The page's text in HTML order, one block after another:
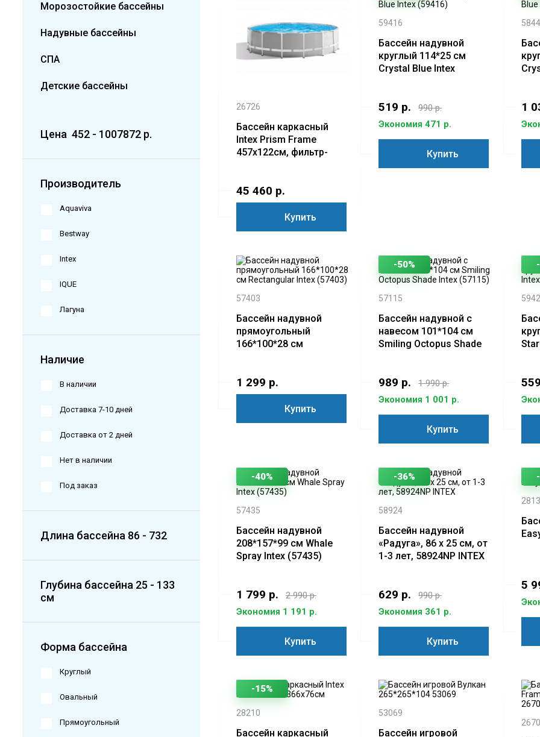
Морозостойкие бассейны
Надувные бассейны
СПА
Детские бассейны
Цена 452 - 1007872 р.
Производитель
Aquaviva
Bestway
Intex
IQUE
Лагуна
Наличие
В наличии
Доставка 7-10 дней
Доставка от 2 дней
Нет в наличии
Под заказ
Длина бассейна 86 - 732
Глубина бассейна 25 - 133
см
Форма бассейна
Круглый
Овальный
Прямоугольный
26726
Бассейн каркасный
Intex Prism Frame
457x122см, фильтр-
45 460 р.
Купить
59416
Бассейн надувной
круглый 114*25 см
Crystal Blue Intex
519 р.
990 р.
Экономия 471 р.
Купить
1
57403
Бассейн надувной
прямоугольный
166*100*28 см
1 299 р.
Купить
-50%
57115
Бассейн надувной с
навесом 101*104 см
Smiling Octopus Shade
989 р.
1 990 р.
Экономия 1 001 р.
Купить
-40%
57435
Бассейн надувной
208*157*99 см Whale
Spray Intex (57435)
1 799 р.
2 990 р.
Экономия 1 191 р.
Купить
-36%
58924
Бассейн надувной
«Радуга», 86 х 25 см, от
1-3 лет, 58924NP INTEX
629 р.
990 р.
Экономия 361 р.
Купить
5
-15%
28210
Бассейн каркасный
53069
Бассейн игровой